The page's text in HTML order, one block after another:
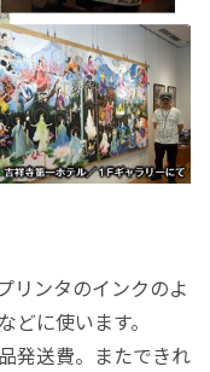
リンタのインクのよ
に使います。
発送費。またできれ